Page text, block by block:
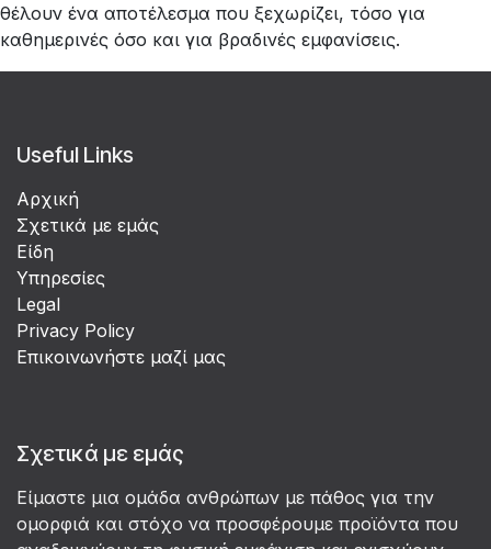
θέλουν ένα αποτέλεσμα που ξεχωρίζει, τόσο για
καθημερινές όσο και για βραδινές εμφανίσεις.
Useful Links
Αρχική
Σχετικά με εμάς
Είδη
Υπηρεσίες
Legal
Privacy Policy
Επικοινωνήστε μαζί μας
Σχετικά με εμάς
Είμαστε μια ομάδα ανθρώπων με πάθος για την
ομορφιά και στόχο να προσφέρουμε προϊόντα που